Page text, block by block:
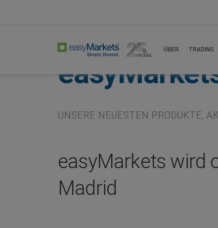
ÜBER TRADING
UNSERE NEUESTEN PRODUKTE,
easyMarkets wird
Madrid